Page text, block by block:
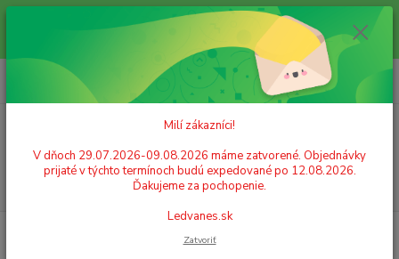
Milí zákazníci! V dňoch 29.07.2026-09.08.2026 máme zatvorené.
Objednávky prijaté v týchto termínoch budú expedované po 12.08.2026.
Ďakujeme za pochopenie. Ledvanes.sk
+421 908 755 958
Po. - Pia. od 9:00 hod. - 16:00 hod.
za0,00 EUR
Milí zákazníci!
V dňoch 29.07.2026-09.08.2026 máme zatvorené. Objednávky
prijaté v týchto termínoch budú expedované po 12.08.2026.
Ďakujeme za pochopenie.
Ledvanes.sk
Zatvoriť